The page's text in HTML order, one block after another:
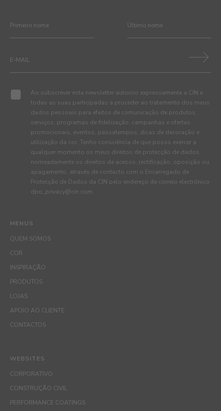
MENUS
QUEM SOMOS
COR
INSPIRAÇÃO
PRODUTOS
LOJAS
APOIO AO CLIENTE
CONTACTOS
Ao subscrever esta newsletter autorizo expressamente a CIN e
todas as suas participadas a proceder ao tratamento dos meus
dados pessoais para efeitos de comunicação de produtos,
serviços, programas de fidelização, campanhas e ofertas
promocionais, eventos, passatempos, dicas de decoração e
utilização da cor. Tenho consciência de que posso exercer a
qualquer momento os meus direitos de protecção de dados,
nomeadamente os direitos de acesso, rectificação, oposição ou
apagamento, através de contacto com o Encarregado de
Protecção de Dados da CIN pelo endereço de correio electrónico
dpo_privacy@cin.com
WEBSITES
CORPORATIVO
CONSTRUÇÃO CIVIL
PERFORMANCE COATINGS